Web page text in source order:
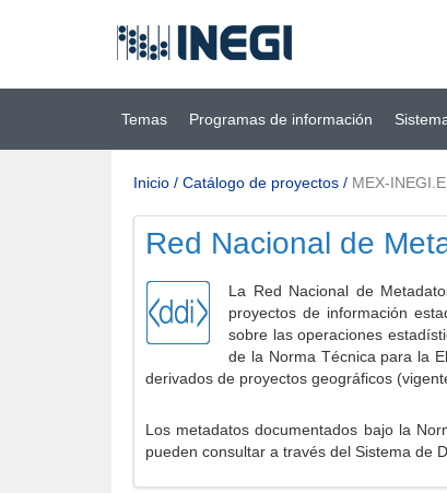
principal
(INEGI)
Temas Programas de información
Inicio / Catálogo de proyectos / MEX-
Red Nacional de
La Red Nacional de
proyectos de información
sobre las operaciones
de la Norma Técnica para la
derivados de proyectos geográficos
Los metadatos documentados bajo la
pueden consultar a través del Sistema de